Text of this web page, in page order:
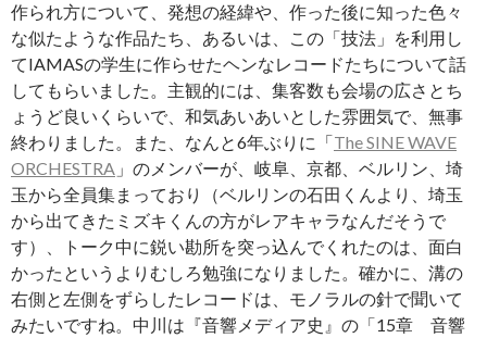
作られ方について、発想の経緯や、作った後に知った色々
な似たような作品たち、あるいは、この「技法」を利用し
てIAMASの学生に作らせたヘンなレコードたちについて話
してもらいました。主観的には、集客数も会場の広さとち
ょうど良いくらいで、和気あいあいとした雰囲気で、無事
終わりました。また、なんと6年ぶりに「The SINE WAVE
ORCHESTRA 」のメンバーが、岐阜、京都、ベルリン、埼
玉から全員集まっており（ベルリンの石田くんより、埼玉
から出てきたミズキくんの方がレアキャラなんだそうで
す）、トーク中に鋭い勘所を突っ込んでくれたのは、面白
かったというよりむしろ勉強になりました。確かに、溝の
右側と左側をずらしたレコードは、モノラルの針で聞いて
みたいですね。中川は『音響メディア史』の「15章 音響